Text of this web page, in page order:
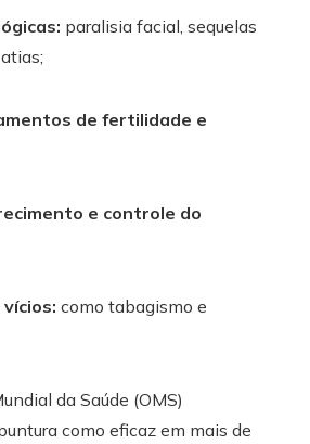
paralisia facial, sequelas
de fertilidade e
e controle do
como tabagismo e
da Saúde (OMS)
como eficaz em mais de